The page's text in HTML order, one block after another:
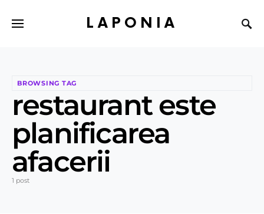
LAPONIA
BROWSING TAG
restaurant este
planificarea
afacerii
1 post